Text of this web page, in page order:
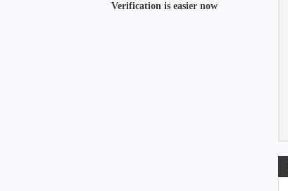
Verification is easier now